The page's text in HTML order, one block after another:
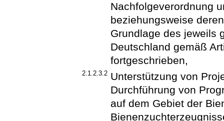
Nachfolgeverordnung
beziehungsweise
Grundlage des jeweils
Deutschland gemäß
fortgeschrieben,
2.1.2.3.2 Unterstützung von
Durchführung von
auf dem Gebiet der